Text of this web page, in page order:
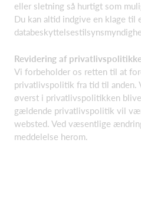
eller sletning så hurtigt som
Du kan altid indgive en klage til
Revidering af
Vi forbeholder os retten til at
privatlivspolitik fra tid til anden.
øverst i privatlivspolitikken
gældende privatlivspolitik vil
websted. Ved væsentlige
meddelelse herom.